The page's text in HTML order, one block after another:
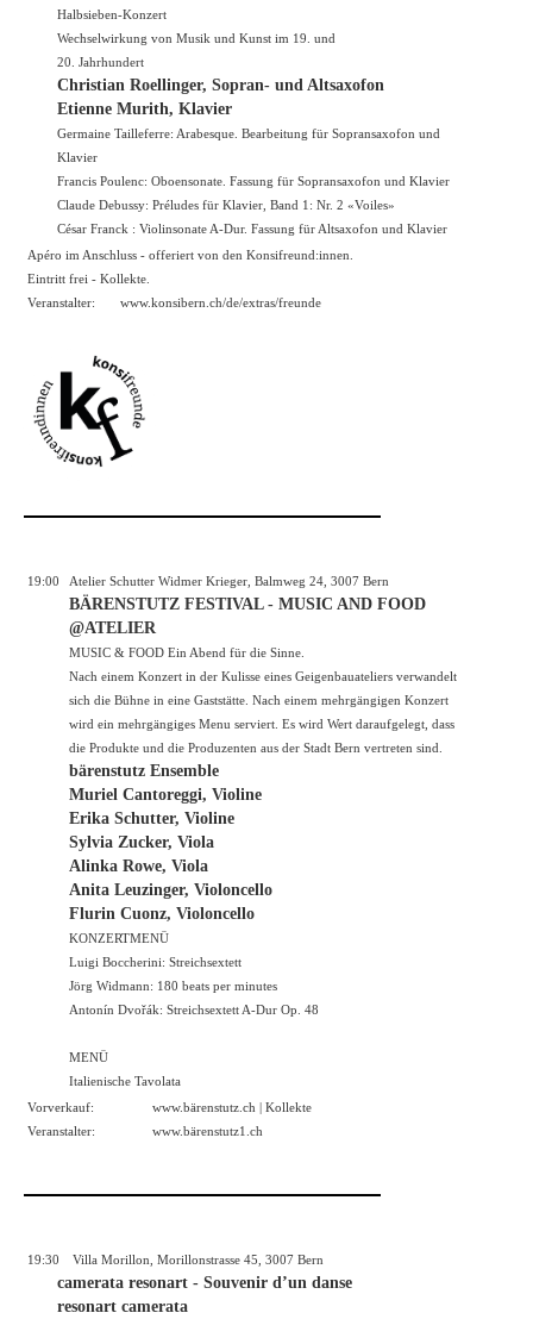
Halbsieben-Konzert
Wechselwirkung von Musik und Kunst im 19. und
20. Jahrhundert
Christian Roellinger, Sopran- und Altsaxofon
Etienne Murith, Klavier
Germaine Tailleferre: Arabesque. Bearbeitung für Sopransaxofon und
Klavier
Francis Poulenc: Oboensonate. Fassung für Sopransaxofon und Klavier
Claude Debussy: Préludes für Klavier, Band 1: Nr. 2 «Voiles»
César Franck : Violinsonate A-Dur. Fassung für Altsaxofon und Klavier
Apéro im Anschluss - offeriert von den Konsifreund:innen.
Eintritt frei - Kollekte.
Veranstalter:
www.konsibern.ch/de/extras/freunde
19:00 Atelier Schutter Widmer Krieger, Balmweg 24, 3007 Bern
BÄRENSTUTZ FESTIVAL - MUSIC AND FOOD
@ATELIER
MUSIC & FOOD Ein Abend für die Sinne.
Nach einem Konzert in der Kulisse eines Geigenbauateliers verwandelt
sich die Bühne in eine Gaststätte. Nach einem mehrgängigen Konzert
wird ein mehrgängiges Menu serviert. Es wird Wert daraufgelegt, dass
die Produkte und die Produzenten aus der Stadt Bern vertreten sind.
bärenstutz Ensemble
Muriel Cantoreggi, Violine
Erika Schutter, Violine
Sylvia Zucker, Viola
Alinka Rowe, Viola
Anita Leuzinger, Violoncello
Flurin Cuonz, Violoncello
KONZERTMENÜ
Luigi Boccherini: Streichsextett
Jörg Widmann: 180 beats per minutes
Antonín Dvořák: Streichsextett A-Dur Op. 48
MENÜ
Italienische Tavolata
Vorverkauf:
www.bärenstutz.ch | Kollekte
Veranstalter:
www.bärenstutz1.ch
19:30 Villa Morillon, Morillonstrasse 45, 3007 Bern
camerata resonart - Souvenir d’un danse
resonart camerata